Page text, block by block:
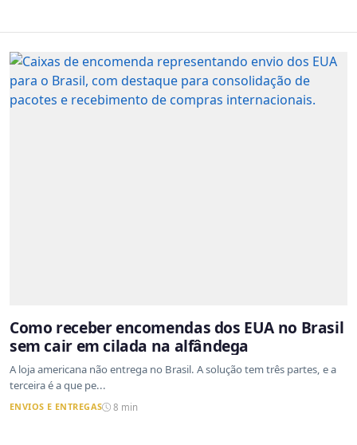
Como receber encomendas dos EUA no Brasil
sem cair em cilada na alfândega
A loja americana não entrega no Brasil. A solução tem três partes, e a
terceira é a que pe...
ENVIOS E ENTREGAS 8 min